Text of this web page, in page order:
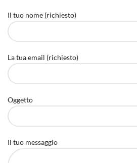
Il tuo nome (richiesto)
La tua email (richiesto)
Oggetto
Il tuo messaggio